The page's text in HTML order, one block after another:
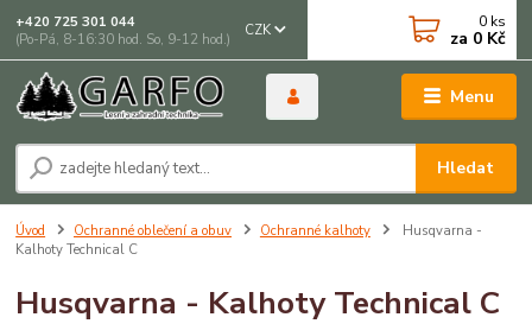
Menu
CZK
Hledat
+420 725 301 044
(Po-Pá, 8-16:30 hod. So, 9-12 hod.)
0 ks
za 0 Kč
Úvod Ochranné oblečení a obuv Ochranné kalhoty
Husqvarna -
Kalhoty Technical C
Husqvarna - Kalhoty Technical C